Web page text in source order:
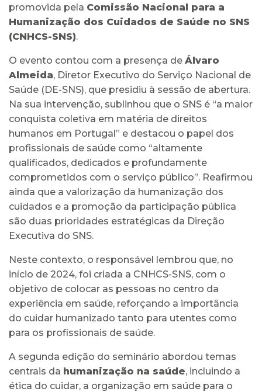
promovida pela Comissão Nacional para a
Humanização dos Cuidados de Saúde no SNS
(CNHCS-SNS).
O evento contou com a presença de Álvaro
Almeida, Diretor Executivo do Serviço Nacional de
Saúde (DE-SNS), que presidiu à sessão de abertura.
Na sua intervenção, sublinhou que o SNS é “a maior
conquista coletiva em matéria de direitos
humanos em Portugal” e destacou o papel dos
profissionais de saúde como “altamente
qualificados, dedicados e profundamente
comprometidos com o serviço público”. Reafirmou
ainda que a valorização da humanização dos
cuidados e a promoção da participação pública
são duas prioridades estratégicas da Direção
Executiva do SNS.
Neste contexto, o responsável lembrou que, no
início de 2024, foi criada a CNHCS-SNS, com o
objetivo de colocar as pessoas no centro da
experiência em saúde, reforçando a importância
do cuidar humanizado tanto para utentes como
para os profissionais de saúde.
A segunda edição do seminário abordou temas
centrais da humanização na saúde, incluindo a
ética do cuidar, a organização em saúde para o